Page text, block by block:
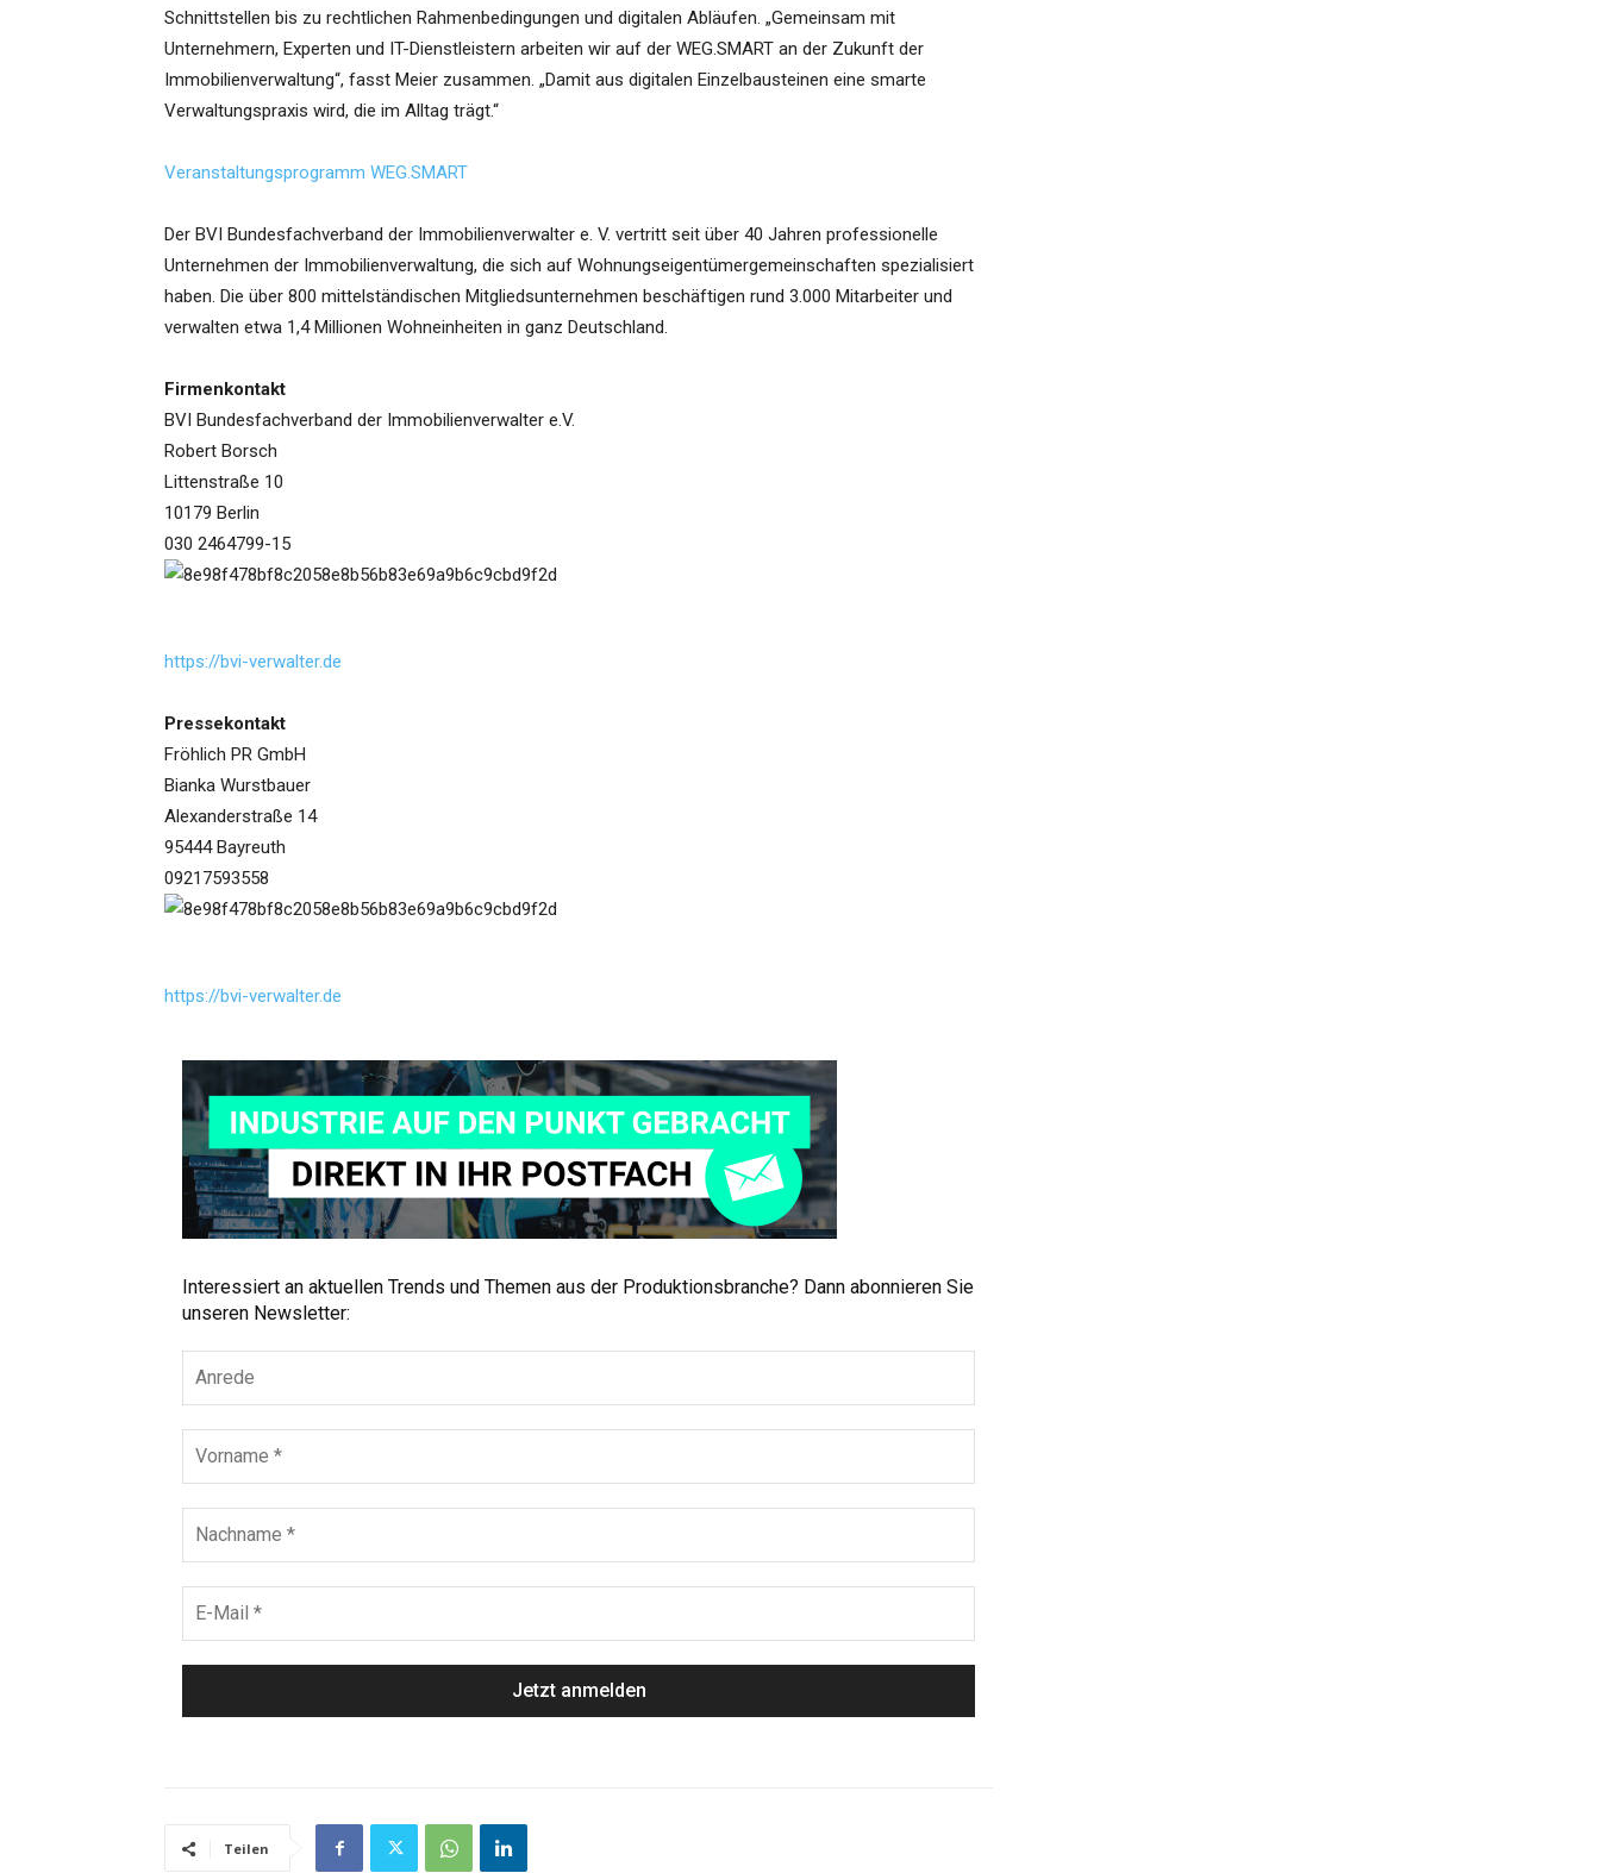
Schnittstellen bis zu rechtlichen Rahmenbedingungen und digitalen Abläufen. „Gemeinsam mit
Unternehmern, Experten und IT-Dienstleistern arbeiten wir auf der WEG.SMART an der Zukunft der
Immobilienverwaltung“, fasst Meier zusammen. „Damit aus digitalen Einzelbausteinen eine smarte
Verwaltungspraxis wird, die im Alltag trägt.“
Veranstaltungsprogramm WEG.SMART
Der BVI Bundesfachverband der Immobilienverwalter e. V. vertritt seit über 40 Jahren professionelle
Unternehmen der Immobilienverwaltung, die sich auf Wohnungseigentümergemeinschaften spezialisiert
haben. Die über 800 mittelständischen Mitgliedsunternehmen beschäftigen rund 3.000 Mitarbeiter und
verwalten etwa 1,4 Millionen Wohneinheiten in ganz Deutschland.
Firmenkontakt
BVI Bundesfachverband der Immobilienverwalter e.V.
Robert Borsch
Littenstraße 10
10179 Berlin
030 2464799-15
https://bvi-verwalter.de
Pressekontakt
Fröhlich PR GmbH
Bianka Wurstbauer
Alexanderstraße 14
95444 Bayreuth
09217593558
https://bvi-verwalter.de
Interessiert an aktuellen Trends und Themen aus der Produktionsbranche? Dann abonnieren Sie
unseren Newsletter:
Teilen